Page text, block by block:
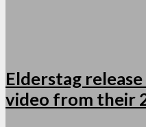
Elderstag release
video from their